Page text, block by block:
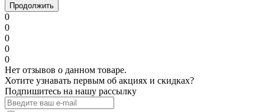
Продолжить
0
0
0
0
0
Нет отзывов о данном товаре.
Хотите узнавать первым об акциях и скидках?
Подпишитесь на нашу рассылку